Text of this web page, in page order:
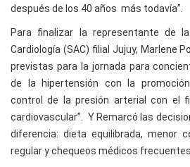
después de los 40 años más todavía”.
Para finalizar la representante de
Cardiología (SAC) filial Jujuy, Marlene
previstas para la jornada para
de la hipertensión con la
control de la presión arterial con el
cardiovascular”. Y Remarcó las
diferencia: dieta equilibrada, menor
regular y chequeos médicos frecuentes.